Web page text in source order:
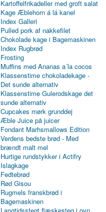
Kartoffelfrikadeller med groft salat
Kage Æblehorn á lá kanel
Index Galleri
Pulled pork af nakkefilet
Chokolade kage i Bagemaskinen
Index Rugbrød
Frosting
Muffins med Ananas a´la cocos
Klassenstime chokoladekage -
Det sunde alternativ
Klassenstime Gulerodskage det
sunde alternativ
Cupcakes mørk grunddej
Æble Juice på juicer
Fondant Marhsmallows Edition
Verdens bedste brød - Med
brændt malt mel
Hurtige rundstykker i Actifry
Islagkage
Fedtebrød
Rød Gisou
Rugmels franskbrød i
Bagemaskinen